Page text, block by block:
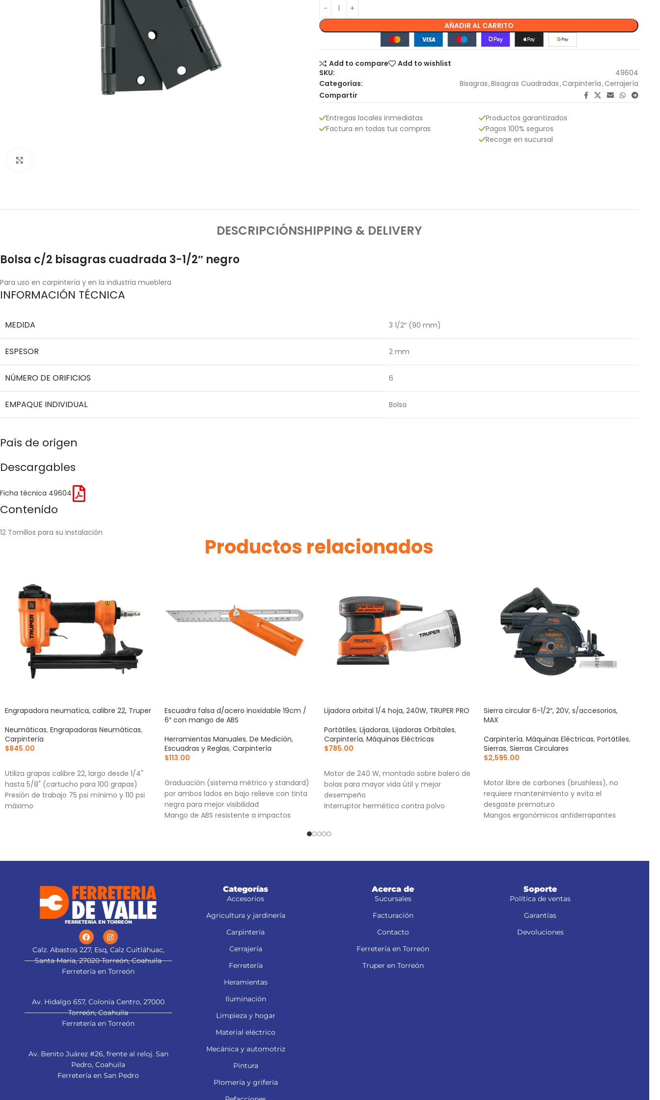
AÑADIR AL CARRITO
Add to compare
Add to wishlist
SKU:
49604
Categorías:
Bisagras,Bisagras Cuadradas,Carpintería,Cerrajería
Compartir
Entregas locales inmediatas
Factura en todas tus compras
Productos garantizados
Pagos 100% seguros
Recoge en sucursal
DESCRIPCIÓNSHIPPING & DELIVERY
Bolsa c/2 bisagras cuadrada 3-1/2″ negro
Para uso en carpintería y en la industria mueblera
INFORMACIÓN TÉCNICA
MEDIDA 3 1/2″ (90 mm)
ESPESOR 2 mm
NÚMERO DE ORIFICIOS 6
EMPAQUE INDIVIDUAL Bolsa
País de origen
Descargables
Ficha técnica 49604
Contenido
12 Tornillos para su instalación
Productos relacionados
Engrapadora neumatica, calibre 22, Truper
Neumáticas, Engrapadoras Neumáticas,
Carpintería
$845.00
Utiliza grapas calibre 22, largo desde 1/4"
hasta 5/8" (cartucho para 100 grapas)
Presión de trabajo 75 psi mínimo y 110 psi
máximo
Escuadra falsa d/acero inoxidable 19cm /
6″ con mango de ABS
Herramientas Manuales, De Medición,
Escuadras y Reglas, Carpintería
$113.00
Graduación (sistema métrico y standard)
por ambos lados en bajo relieve con tinta
negra para mejor visibilidad
Mango de ABS resistente a impactos
Lijadora orbital 1/4 hoja, 240W, TRUPER PRO
Portátiles, Lijadoras, Lijadoras Orbitales,
Carpintería, Máquinas Eléctricas
$785.00
Motor de 240 W, montado sobre balero de
bolas para mayor vida útil y mejor
desempeño
Interruptor hermético contra polvo
Sierra circular 6-1/2″, 20V, s/accesorios,
MAX
Carpintería, Máquinas Eléctricas, Portátiles,
Sierras, Sierras Circulares
$2,595.00
Motor libre de carbones (brushless), no
requiere mantenimiento y evita el
desgaste prematuro
Mangos ergonómicos antiderrapantes
FERRETERÍA EN TORREÓN
Calz. Abastos 227, Esq, Calz Cuitláhuac,
Santa María, 27020 Torreón, Coahuila
Ferretería en Torreón
Av. Hidalgo 657, Colonia Centro, 27000
Torreón, Coahuila
Ferretería en Torreón
Av. Benito Juárez #26, frente al reloj. San
Pedro, Coahuila
Ferretería en San Pedro
Categorías
Accesorios
Agricultura y jardinería
Carpintería
Cerrajería
Ferretería
Heramientas
Iluminación
Limpieza y hogar
Material eléctrico
Mecánica y automotriz
Pintura
Plomería y grifería
Acerca de
Sucursales
Facturación
Contacto
Ferretería en Torreón
Truper en Torreón
Soporte
Política de ventas
Garantías
Devoluciones